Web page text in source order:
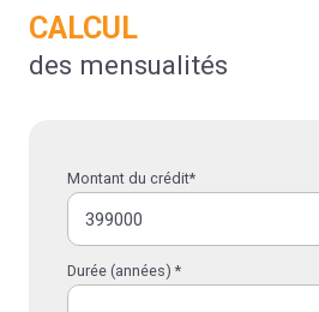
CALCUL
des mensualités
Montant du crédit*
Durée (années) *